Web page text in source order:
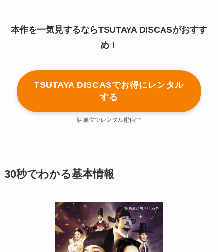
本作を一気見するならTSUTAYA DISCASがおすす
め！
TSUTAYA DISCASでお得にレンタル
する
話単位でレンタル配信中
30秒でわかる基本情報